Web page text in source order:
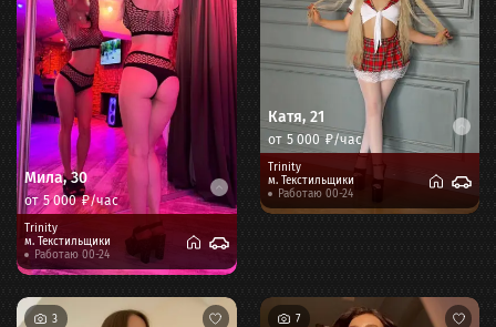
Мила,30
от 5 000₽/час
Trinity
м. Текстильщики
Работаю 00-24
Катя, 21
от 5 000₽/час
Trinity
м. Текстильщики
Работаю 00-24
3 7